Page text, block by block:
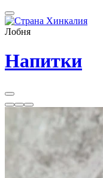
Лобня
Напитки